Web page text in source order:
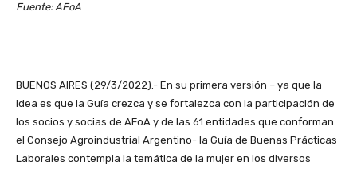
Fuente: AFoA
BUENOS AIRES (29/3/2022).- En su primera versión – ya que la
idea es que la Guía crezca y se fortalezca con la participación de
los socios y socias de AFoA y de las 61 entidades que conforman
el Consejo Agroindustrial Argentino- la Guía de Buenas Prácticas
Laborales contempla la temática de la mujer en los diversos